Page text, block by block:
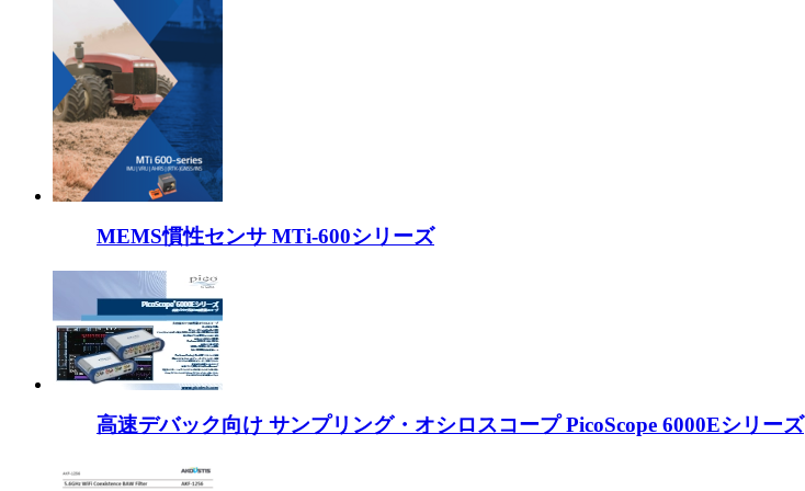
MEMS慣性センサ MTi-600シリーズ
高速デバック向け サンプリング・オシロスコープ PicoScope 6000Eシリーズ